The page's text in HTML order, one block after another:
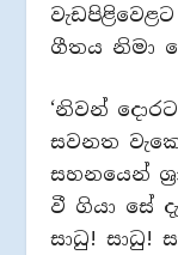
ගීතය නිමා
‘නිවන්
සවනත
සහනයෙන්
වී ගියා සේ
සාධු! සාධු!